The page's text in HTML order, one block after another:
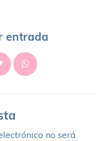
entrada
no será